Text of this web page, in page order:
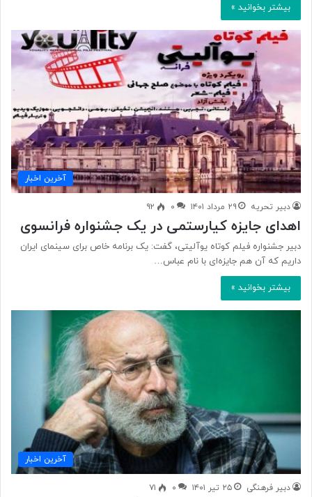
بیشتر بخوانید »
آخرین اخبار
دبیر تحریه ۲۹ مرداد ۱۴۰۱ ۰ ۹۲
اهدای جایزه کیارستمی در یک جشنواره فرانسوی
دبیر جشنواره فیلم کوتاه یوآلیتی، گفت: یک برنامه خاص برای سینمای ایران
داریم که آن هم جایزه‌ای با نام عباس…
بیشتر بخوانید »
آخرین اخبار
دبیر فرهنگی ۲۵ تیر ۱۴۰۱ ۰ ۷۱